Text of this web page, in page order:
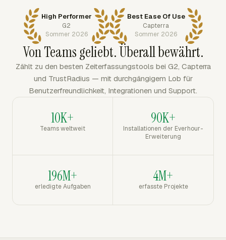
High Performer
G2
Sommer 2026
Best Ease Of Use
Capterra
Sommer 2026
Von Teams geliebt. Überall bewährt.
Zählt zu den besten Zeiterfassungstools bei G2, Capterra
und TrustRadius — mit durchgängigem Lob für
Benutzerfreundlichkeit, Integrationen und Support.
10K+
Teams weltweit
90K+
Installationen der Everhour-
Erweiterung
196M+
erledigte Aufgaben
4M+
erfasste Projekte